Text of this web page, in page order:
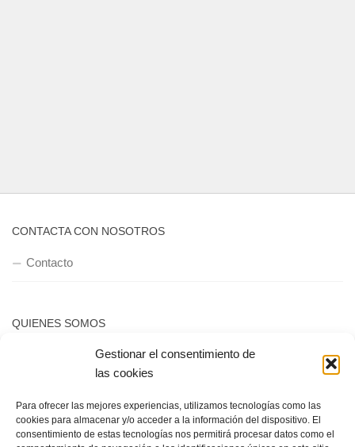
Gestionar el consentimiento de
las cookies
Para ofrecer las mejores experiencias, utilizamos tecnologías como las
cookies para almacenar y/o acceder a la información del dispositivo. El
consentimiento de estas tecnologías nos permitirá procesar datos como el
CONTACTA CON NOSOTROS
Contacto
QUIENES SOMOS
Quienes somos
POLÍTICA DE PRIVACIDAD